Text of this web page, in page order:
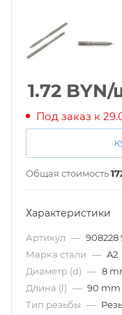
1.72 BYN/
Под заказ к
Общая стоимость
Характеристики
Артикул — 908228
Марка стали — A2
Диаметр (d) — 8
Длина (l) — 90 mm
Тип резьбы —